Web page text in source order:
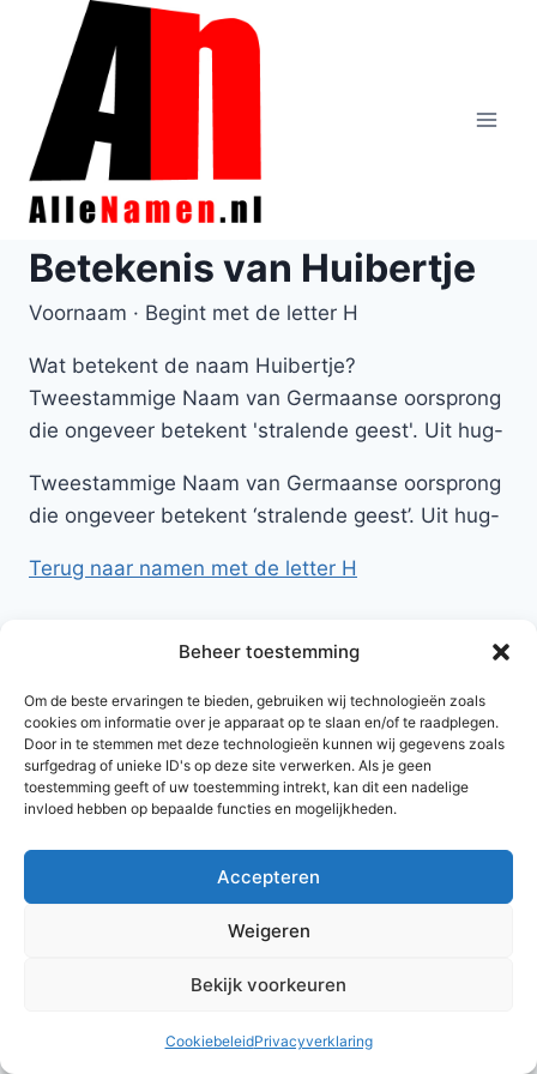
Beheer toestemming
Om de beste ervaringen te bieden, gebruiken wij technologieën zoals
cookies om informatie over je apparaat op te slaan en/of te raadplegen.
Door in te stemmen met deze technologieën kunnen wij gegevens zoals
surfgedrag of unieke ID's op deze site verwerken. Als je geen
toestemming geeft of uw toestemming intrekt, kan dit een nadelige
invloed hebben op bepaalde functies en mogelijkheden.
Accepteren
Weigeren
Bekijk voorkeuren
CookiebeleidPrivacyverklaring
Doorgaan
inhoud
Betekenis van Huibertje
Voornaam · Begint met de letter H
Wat betekent de naam Huibertje?
Tweestammige Naam van Germaanse oorsprong
die ongeveer betekent 'stralende geest'. Uit hug-
Tweestammige Naam van Germaanse oorsprong
die ongeveer betekent ‘stralende geest’. Uit hug-
Terug naar namen met de letter H
© 2026 AlleNamen.nl